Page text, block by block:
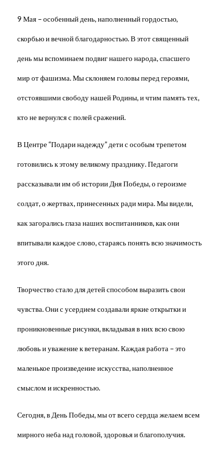
9 Мая – особенный день, наполненный гордостью,
скорбью и вечной благодарностью. В этот священный
день мы вспоминаем подвиг нашего народа, спасшего
мир от фашизма. Мы склоняем головы перед героями,
отстоявшими свободу нашей Родины, и чтим память тех,
кто не вернулся с полей сражений.
В Центре “Подари надежду” дети с особым трепетом
готовились к этому великому празднику. Педагоги
рассказывали им об истории Дня Победы, о героизме
солдат, о жертвах, принесенных ради мира. Мы видели,
как загорались глаза наших воспитанников, как они
впитывали каждое слово, стараясь понять всю значимость
этого дня.
Творчество стало для детей способом выразить свои
чувства. Они с усердием создавали яркие открытки и
проникновенные рисунки, вкладывая в них всю свою
любовь и уважение к ветеранам. Каждая работа – это
маленькое произведение искусства, наполненное
смыслом и искренностью.
Сегодня, в День Победы, мы от всего сердца желаем всем
мирного неба над головой, здоровья и благополучия.